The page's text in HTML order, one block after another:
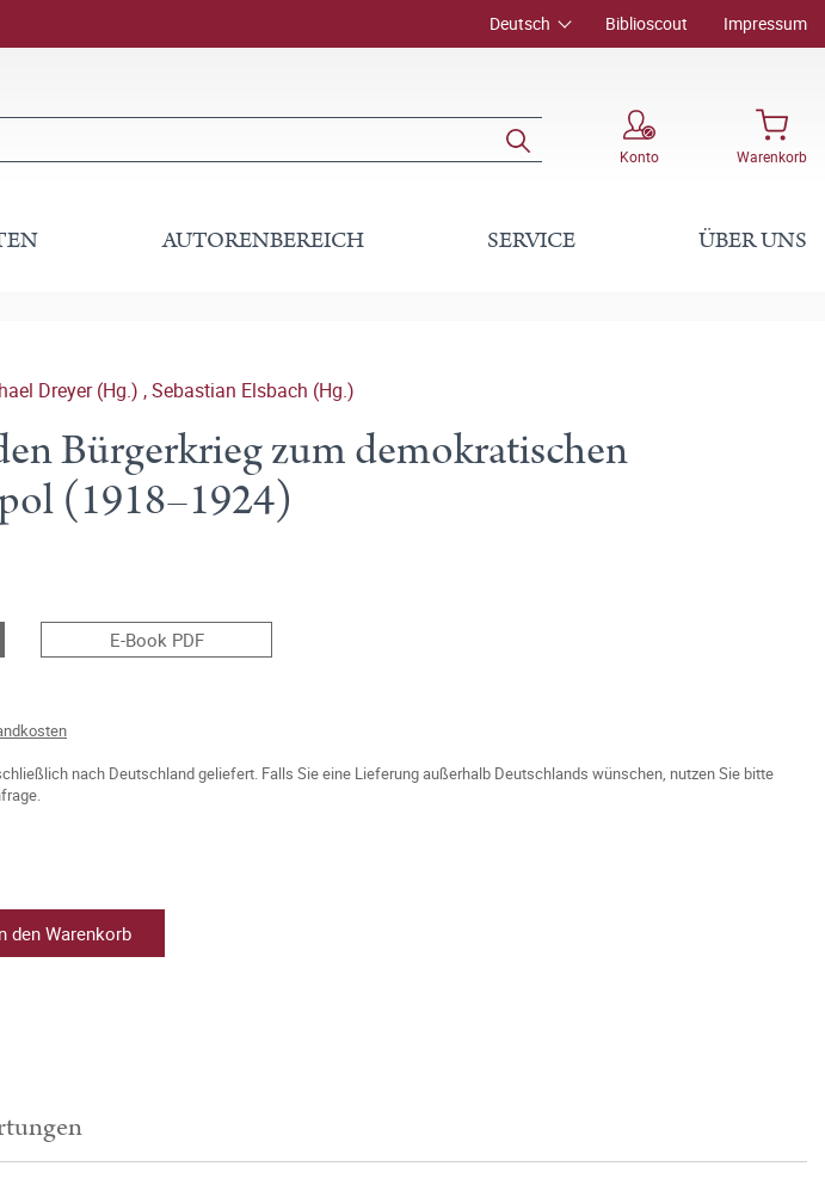
Deutsch Biblioscout Impressum
Konto Warenkorb
AUTORENBEREICH SERVICE ÜBER UNS
Dreyer (Hg.) ,Sebastian Elsbach (Hg.)
Bürgerkrieg zum demokratischen
(1918–1924)
E-Book PDF
nach Deutschland geliefert. Falls Sie eine Lieferung außerhalb Deutschlands wünschen, nutzen Sie bitte
den Warenkorb